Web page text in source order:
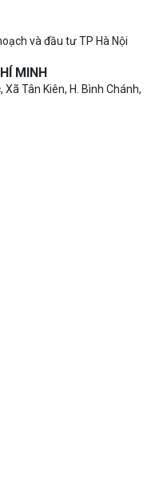
và đầu tư TP Hà Nội
MINH
Tân Kiên, H. Bình Chánh,